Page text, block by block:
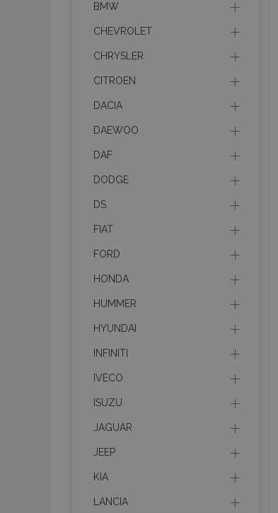
BMW
CHEVROLET
CHRYSLER
CITROEN
DACIA
DAEWOO
DAF
DODGE
DS
FIAT
FORD
HONDA
HUMMER
HYUNDAI
INFINITI
IVECO
ISUZU
JAGUAR
JEEP
KIA
LANCIA